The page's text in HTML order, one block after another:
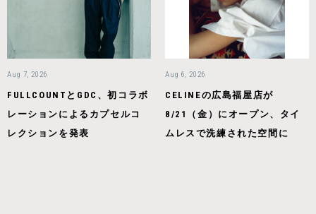
Aug 7, 2026
FULLCOUNTとGDC、初コラボ
レーションによるカプセルコ
レクションを発表
Aug 6, 2026
CELINEの広島福屋店が
8/21（金）にオープン、タイ
ムレスで洗練された空間に